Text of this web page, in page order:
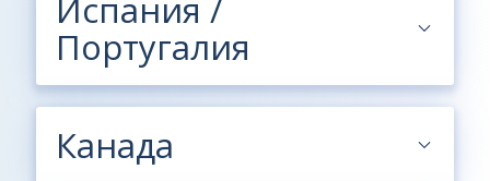
Испания /
Португалия
Канада